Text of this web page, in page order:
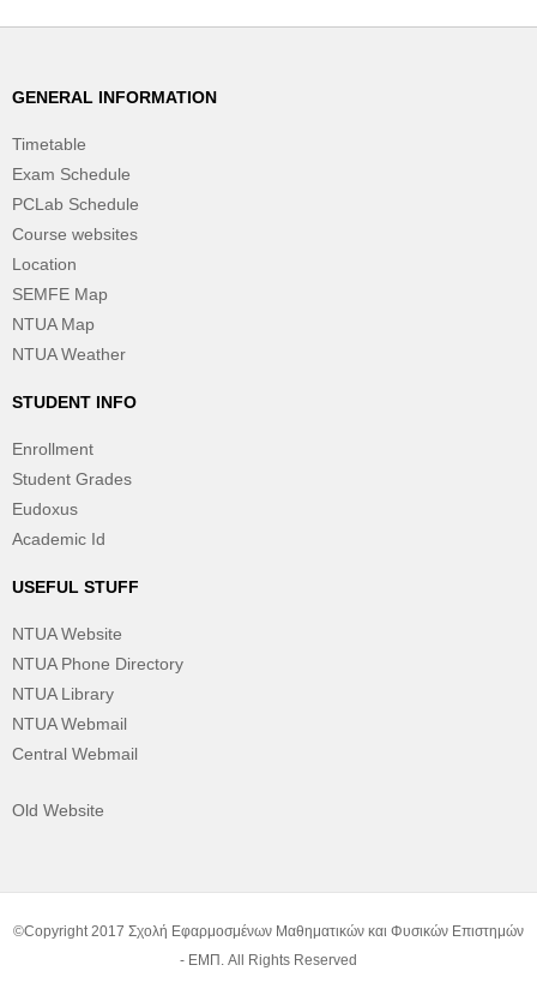
GENERAL INFORMATION
Timetable
Exam Schedule
PCLab Schedule
Course websites
Location
SEMFE Map
NTUA Map
NTUA Weather
STUDENT INFO
Enrollment
Student Grades
Eudoxus
Academic Id
USEFUL STUFF
NTUA Website
NTUA Phone Directory
NTUA Library
NTUA Webmail
Central Webmail
Old Website
©Copyright 2017 Σχολή Εφαρμοσμένων Μαθηματικών και Φυσικών Επιστημών
- ΕΜΠ. All Rights Reserved